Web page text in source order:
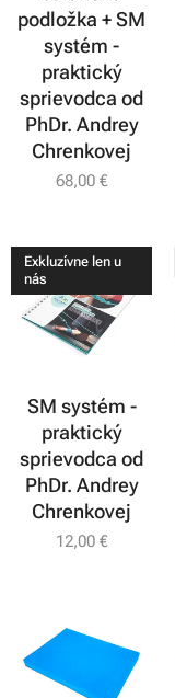
podložka + SM
systém -
praktický
sprievodca od
PhDr. Andrey
Chrenkovej
68,00€
SM systém -
praktický
sprievodca od
PhDr. Andrey
Chrenkovej
Exkluzívne len u
nás
12,00€